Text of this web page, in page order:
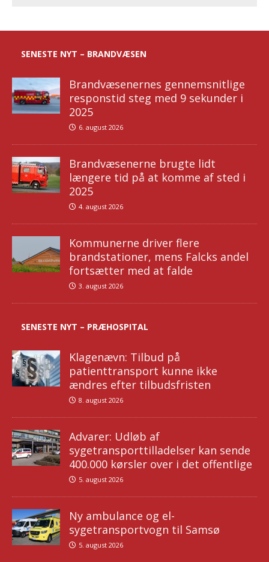
SENESTE NYT – BRANDVÆSEN
Brandvæsenernes gennemsnitlige
responstid steg med 9 sekunder i
2025
6. august 2026
Brandvæsenerne brugte lidt
længere tid på at komme af sted i
2025
4. august 2026
Kommunerne driver flere
brandstationer, mens Falcks andel
fortsætter med at falde
3. august 2026
SENESTE NYT – PRÆHOSPITAL
Klagenævn: Tilbud på
patienttransport kunne ikke
ændres efter tilbudsfristen
8. august 2026
Advarer: Udløb af
sygetransporttilladelser kan sende
400.000 kørsler over i det offentlige
5. august 2026
Ny ambulance og el-
sygetransportvogn til Samsø
5. august 2026